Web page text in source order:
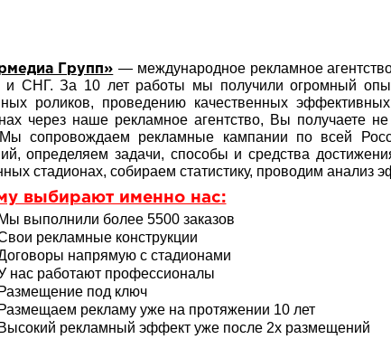
Групп» — международное рекламное
и СНГ. За 10 лет работы мы получили огромный
роликов, проведению качественных
через наше рекламное агентство, Вы получаете
сопровождаем рекламные кампании по всей
определяем задачи, способы и средства
стадионах, собираем статистику, проводим анализ
выбирают именно нас:
выполнили более 5500 заказов
рекламные конструкции
напрямую с стадионами
нас работают профессионалы
под ключ
рекламу уже на протяжении 10 лет
рекламный эффект уже после 2х размещений